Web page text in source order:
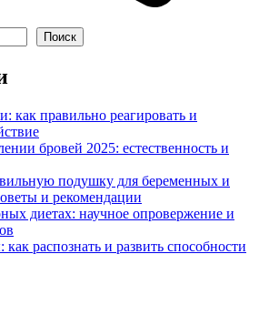
Поиск
как правильно реагировать и
бровей 2025: естественность и
подушку для беременных и
и рекомендации
диетах: научное опровержение и
как распознать и развить способности